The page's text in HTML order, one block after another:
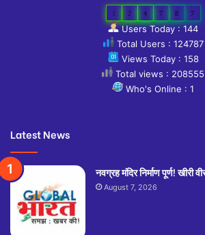
1 2 4 7 8 7
Users Today : 144
Total Users : 124787
Views Today : 158
Total views : 208555
Who's Online : 1
Latest News
नवग्रह मंदिर निर्माण पूर्ण! खीरी
August 7, 2026